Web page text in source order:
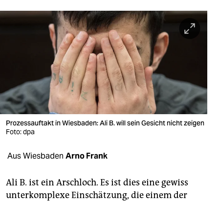
wahrheit
verlag
verlag
veranstaltungen
fragen & hilfe
Prozessauftakt in Wiesbaden: Ali B. will sein Gesicht nicht zeigen
Foto: dpa
Aus Wiesbaden Arno Frank
Ali B. ist ein Arschloch. Es ist dies eine gewiss
unterkomplexe Einschätzung, die einem der